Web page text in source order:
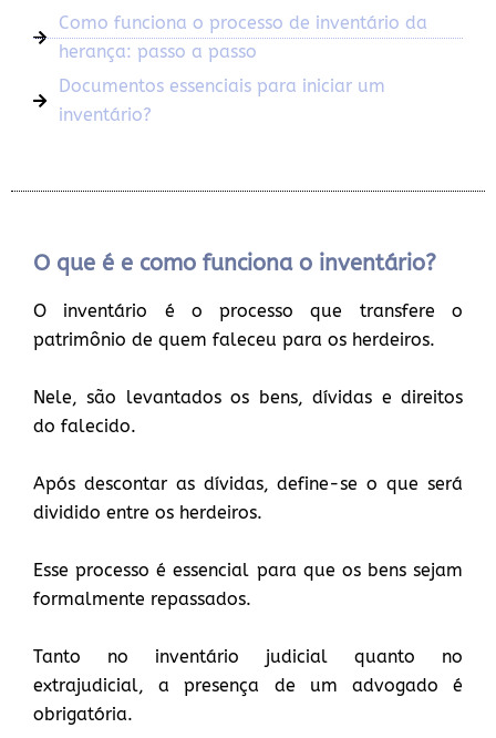
Como funciona o processo de inventário da
herança: passo a passo
Documentos essenciais para iniciar um
inventário?
O que é e como funciona o inventário?
O inventário é o processo que transfere o
patrimônio de quem faleceu para os herdeiros.
Nele, são levantados os bens, dívidas e direitos
do falecido.
Após descontar as dívidas, define-se o que será
dividido entre os herdeiros.
Esse processo é essencial para que os bens sejam
formalmente repassados.
Tanto no inventário judicial quanto no
extrajudicial, a presença de um advogado é
obrigatória.